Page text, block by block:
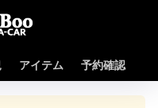
アイテム 予約確認